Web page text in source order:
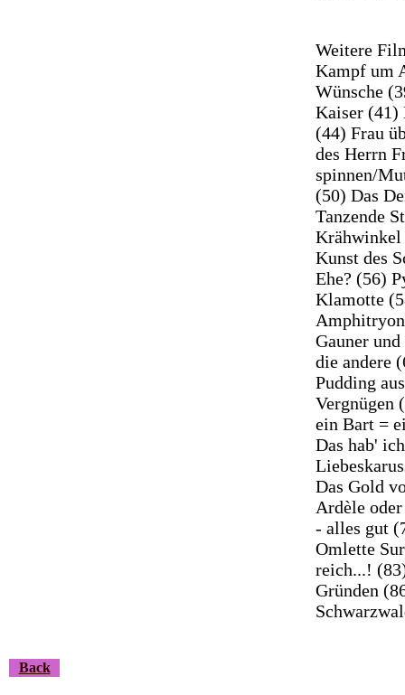
Weitere
Kampf um
Wünsche
Kaiser (41)
(44) Frau
des Herrn
spinnen/
(50) Das
Tanzende
Krähwinkel
Kunst des
Ehe? (56)
Klamotte
Gauner
die andere
Pudding
Vergnügen
ein Bart =
Das hab'
Das Gold
Ardèle
- alles gut
Omlette
reich...!
Gründen
Back